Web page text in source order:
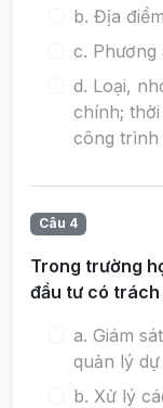
b. Địa
c. Phương
d. Loại,
chính;
công trình
Câu 4
Trong trường
đầu tư có trách
a. Giám
quản lý dự
b. Xử lý